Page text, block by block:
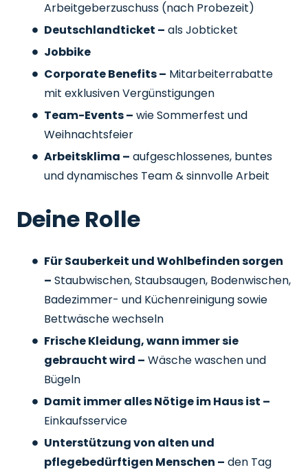
Arbeitgeberzuschuss (nach Probezeit)
Deutschlandticket – als Jobticket
Jobbike
Corporate Benefits – Mitarbeiterrabatte
mit exklusiven Vergünstigungen
Team-Events – wie Sommerfest und
Weihnachtsfeier
Arbeitsklima – aufgeschlossenes, buntes
und dynamisches Team & sinnvolle Arbeit
Deine Rolle
Für Sauberkeit und Wohlbefinden sorgen
– Staubwischen, Staubsaugen, Bodenwischen,
Badezimmer- und Küchenreinigung sowie
Bettwäsche wechseln
Frische Kleidung, wann immer sie
gebraucht wird – Wäsche waschen und
Bügeln
Damit immer alles Nötige im Haus ist –
Einkaufsservice
Unterstützung von alten und
pflegebedürftigen Menschen – den Tag